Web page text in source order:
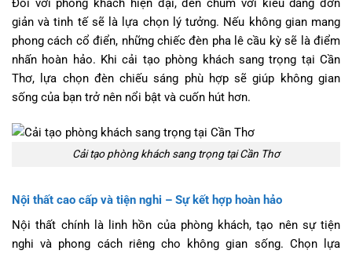
Đối với phòng khách hiện đại, đèn chùm với kiểu dáng đơn
giản và tinh tế sẽ là lựa chọn lý tưởng. Nếu không gian mang
phong cách cổ điển, những chiếc đèn pha lê cầu kỳ sẽ là điểm
nhấn hoàn hảo. Khi cải tạo phòng khách sang trọng tại Cần
Thơ, lựa chọn đèn chiếu sáng phù hợp sẽ giúp không gian
sống của bạn trở nên nổi bật và cuốn hút hơn.
Cải tạo phòng khách sang trọng tại Cần Thơ
Nội thất cao cấp và tiện nghi – Sự kết hợp hoàn hảo
Nội thất chính là linh hồn của phòng khách, tạo nên sự tiện
nghi và phong cách riêng cho không gian sống. Chọn lựa